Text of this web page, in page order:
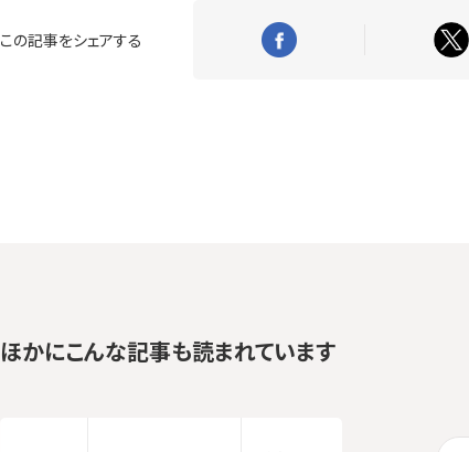
この記事をシェアする
ほかにこんな記事も読まれています